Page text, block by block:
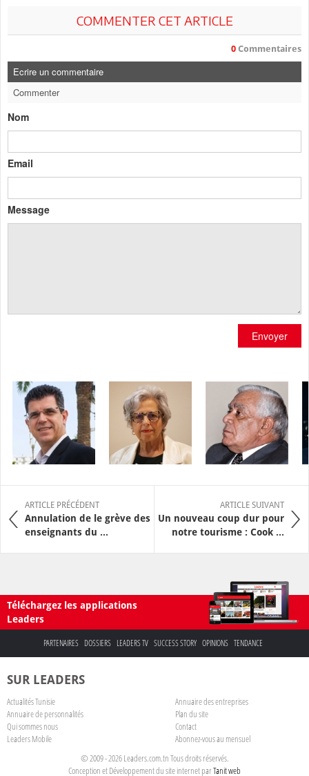
COMMENTER CET ARTICLE
0 Commentaires
Ecrire un commentaire
Commenter
Nom
Email
Message
Envoyer
ARTICLE PRÉCÉDENT
Annulation de le grève des
enseignants du ...
ARTICLE SUIVANT
Un nouveau coup dur pour
notre tourisme : Cook ...
Téléchargez les applications
Leaders
PARTENAIRES DOSSIERS LEADERS TV SUCCESS STORY OPINIONS TENDANCE
SUR LEADERS
Actualités Tunisie
Annuaire des entreprises
Annuaire de personnalités
Plan du site
Qui sommes nous
Contact
Leaders Mobile
Abonnez-vous au mensuel
© 2009 - 2026 Leaders.com.tn Tous droits réservés.
Conception et Développement du site internet parTanit web